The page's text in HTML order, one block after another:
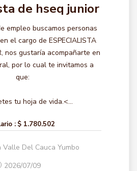
de hseq junior
empleo buscamos personas
el cargo de ESPECIALISTA
nos gustaría acompañarte en
por lo cual te invitamos a
que:
tu hoja de vida.<...
: $ 1.780.502
Valle Del Cauca Yumbo
2026/07/09